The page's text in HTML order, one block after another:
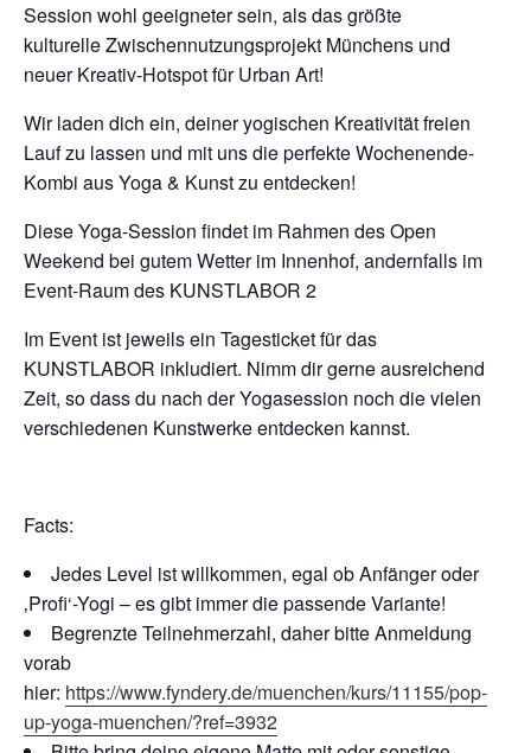
Session wohl geeigneter sein, als das größte
kulturelle Zwischennutzungsprojekt Münchens und
neuer Kreativ-Hotspot für Urban Art!
Wir laden dich ein, deiner yogischen Kreativität freien
Lauf zu lassen und mit uns die perfekte Wochenende-
Kombi aus Yoga & Kunst zu entdecken!
Diese Yoga-Session findet im Rahmen des Open
Weekend bei gutem Wetter im Innenhof, andernfalls im
Event-Raum des KUNSTLABOR 2
Im Event ist jeweils ein Tagesticket für das
KUNSTLABOR inkludiert. Nimm dir gerne ausreichend
Zeit, so dass du nach der Yogasession noch die vielen
verschiedenen Kunstwerke entdecken kannst.
Facts:
Jedes Level ist willkommen, egal ob Anfänger oder
‚Profi‘-Yogi – es gibt immer die passende Variante!
Begrenzte Teilnehmerzahl, daher bitte Anmeldung
vorab
hier: https://www.fyndery.de/muenchen/kurs/11155/pop-
up-yoga-muenchen/?ref=3932